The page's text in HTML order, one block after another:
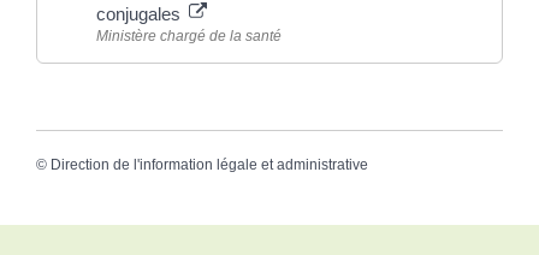
conjugales
Ministère chargé de la santé
© Direction de l'information légale et administrative